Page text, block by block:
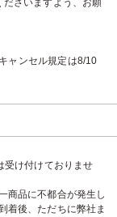
ださいますよう、お願
ャンセル規定は8/10
受け付けておりませ
商品に不都合が発生し
着後、ただちに弊社ま